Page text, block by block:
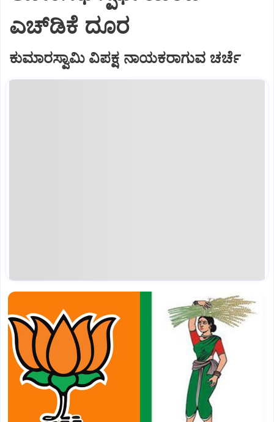
ಎಚ್‌ಡಿಕೆ ದೂರ
ಕುಮಾರಸ್ವಾಮಿ ವಿಪಕ್ಷ ನಾಯಕರಾಗುವ ಚರ್ಚೆ